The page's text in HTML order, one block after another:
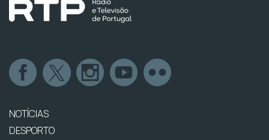
NOTÍCIAS
DESPORTO